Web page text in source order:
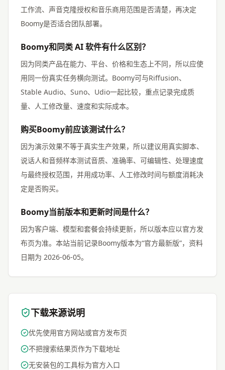
工作流、声音克隆授权和音乐商用范围是否清楚，再决定
Boomy是否适合团队部署。
Boomy和同类 AI 软件有什么区别？
因为同类产品在能力、平台、价格和生态上不同，所以应使
用同一份真实任务横向测试。Boomy可与Riffusion、
Stable Audio、Suno、Udio一起比较，重点记录完成质
量、人工修改量、速度和实际成本。
购买Boomy前应该测试什么？
因为演示效果不等于真实生产效果，所以建议用真实脚本、
说话人和音频样本测试音质、准确率、可编辑性、处理速度
与最终授权范围，并用成功率、人工修改时间与额度消耗决
定是否购买。
Boomy当前版本和更新时间是什么？
因为客户端、模型和套餐会持续更新，所以版本应以官方发
布页为准。本站当前记录Boomy版本为“官方最新版”，资料
日期为 2026-06-05。
下载来源说明
优先使用官方网站或官方发布页
不把搜索结果页作为下载地址
无安装包的工具标为官方入口